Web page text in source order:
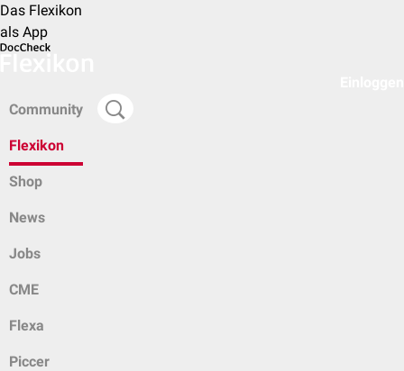
Das Flexikon
als App
Community
Flexikon
Shop
News
Jobs
CME
Flexa
Piccer